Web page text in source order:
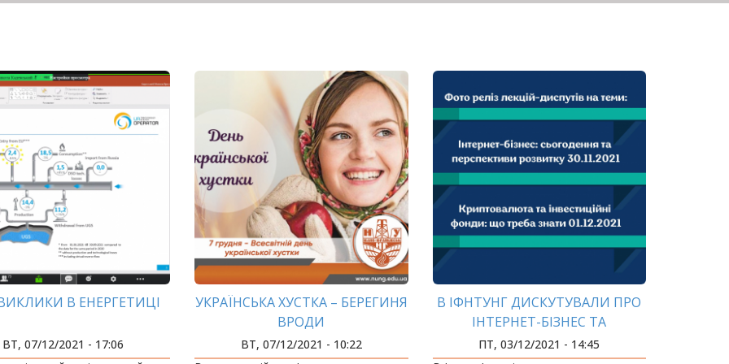
В ЕНЕРГЕТИЦІ
ВТ, 07/12/2021 - 17:06
УКРАЇНСЬКА ХУСТКА – БЕРЕГИНЯ
ВРОДИ
ВТ, 07/12/2021 - 10:22
В ІФНТУНГ ДИСКУТУВАЛИ ПРО
ІНТЕРНЕТ-БІЗНЕС ТА
КРИПТОВАЛЮТИ
ПТ, 03/12/2021 - 14:45